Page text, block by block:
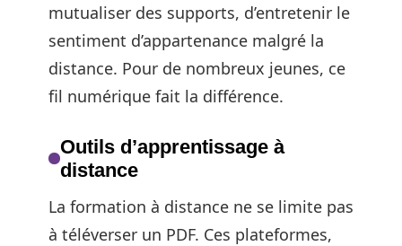
mutualiser des supports, d’entretenir le
sentiment d’appartenance malgré la
distance. Pour de nombreux jeunes, ce
fil numérique fait la différence.
Outils d’apprentissage à
distance
La formation à distance ne se limite pas
à téléverser un PDF. Ces plateformes,